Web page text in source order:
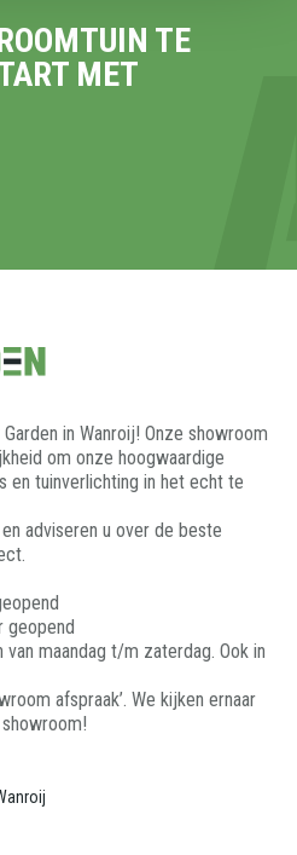
TE
MET
in Wanroij! Onze showroom
om onze hoogwaardige
en tuinverlichting in het echt te
adviseren u over de beste
geopend
van maandag t/m zaterdag. Ook in
afspraak’. We kijken ernaar